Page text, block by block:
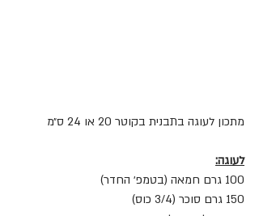
מתכון לעוגה בתבנית בקוטר 20 או 24 ס״מ
לעוגה:
100 גרם חמאה (בטמפ׳ החדר)
150 גרם סוכר (3/4 כוס)